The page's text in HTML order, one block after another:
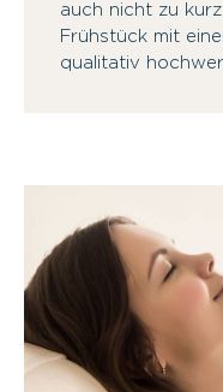
auch nicht zu
Frühstück mit
qualitativ